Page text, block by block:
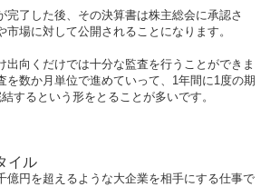
完了した後、その決算書は株主総会に承認さ
場に対して公開されることになります。
出向くだけでは十分な監査を行うことができま
を数か月単位で進めていって、1年間に1度の期
するという形をとることが多いです。
イル
億円を超えるような大企業を相手にする仕事で